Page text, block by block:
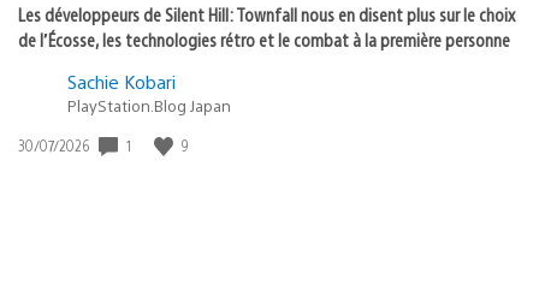
Les développeurs de Silent Hill: Townfall nous en disent plus sur le choix
de l’Écosse, les technologies rétro et le combat à la première personne
Sachie Kobari
PlayStation.Blog Japan
Date
30/07/2026 1 9